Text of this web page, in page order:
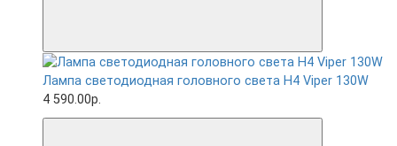
Лампа светодиодная головного света H4 Viper 130W
4 590.00р.